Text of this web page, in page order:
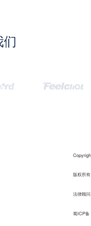
版权所
法律顾
蜀ICP备